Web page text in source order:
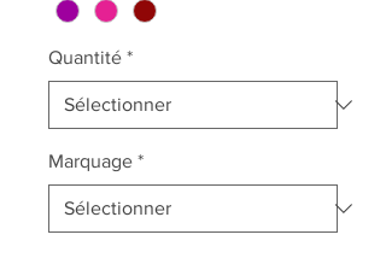
Quantité *
Marquage *